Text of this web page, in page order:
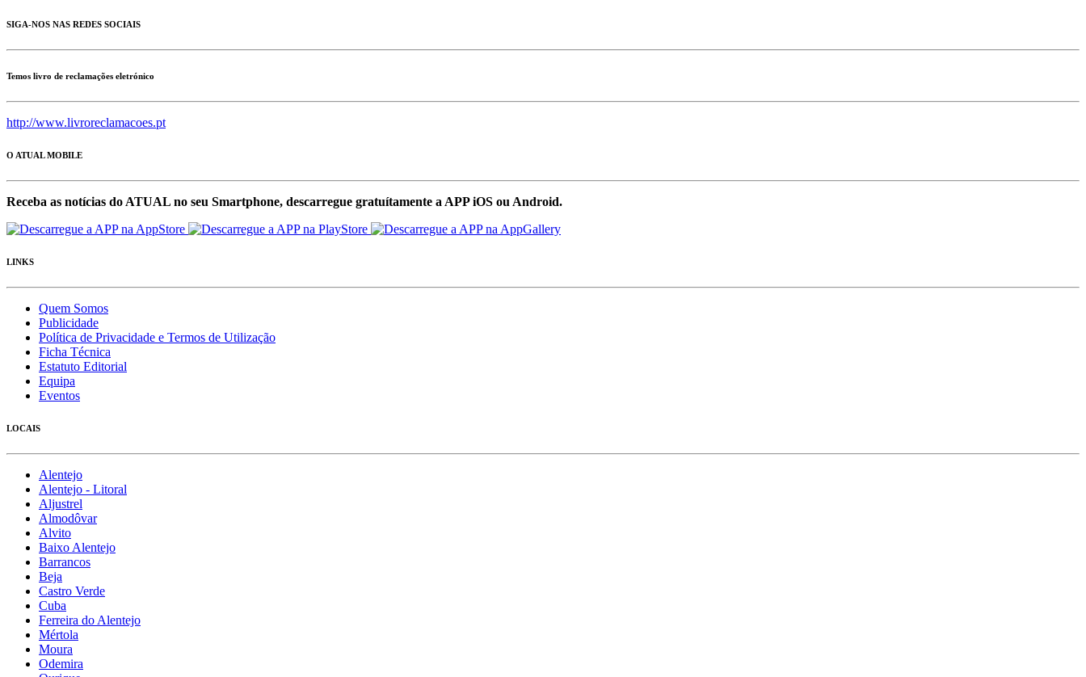
SIGA-NOS NAS REDES SOCIAIS
Temos livro de reclamações eletrónico
http://www.livroreclamacoes.pt
O ATUAL MOBILE
Receba as notícias do ATUAL no seu Smartphone, descarregue gratuítamente a APP iOS ou Android.
LINKS
Quem Somos
Publicidade
Política de Privacidade e Termos de Utilização
Ficha Técnica
Estatuto Editorial
Equipa
Eventos
LOCAIS
Alentejo
Alentejo - Litoral
Aljustrel
Almodôvar
Alvito
Baixo Alentejo
Barrancos
Beja
Castro Verde
Cuba
Ferreira do Alentejo
Mértola
Moura
Odemira